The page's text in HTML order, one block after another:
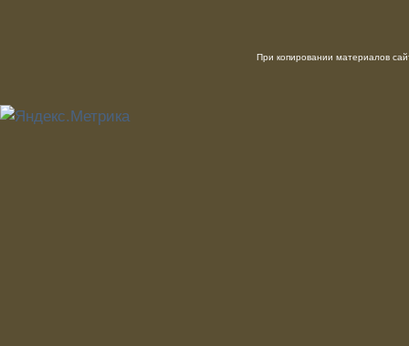
При копировании материалов